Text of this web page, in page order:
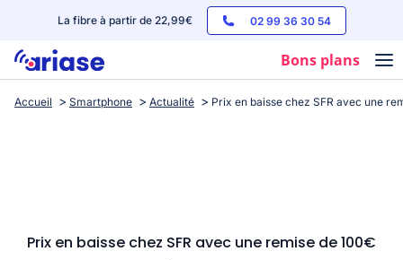
La fibre à partir de 22,99€ 02 99 36 30 54
Bons plans
Box internet
Streaming
Accueil Smartphone Actualité Prix en baisse chez SFR avec une
Prix en baisse chez SFR avec une remise de 100€